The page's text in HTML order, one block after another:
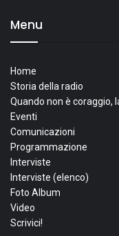
Menu
Home
Storia della radio
Quando non è coraggio,
Eventi
Comunicazioni
Programmazione
Interviste
Interviste (elenco)
Foto Album
Video
Scrivici!